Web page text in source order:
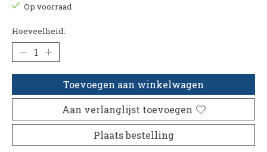
Op voorraad
Hoeveelheid:
Toevoegen aan winkelwagen
Aan verlanglijst toevoegen
Plaats bestelling